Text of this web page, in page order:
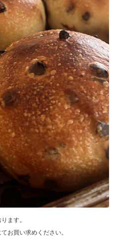
ます。
お買い求めください。